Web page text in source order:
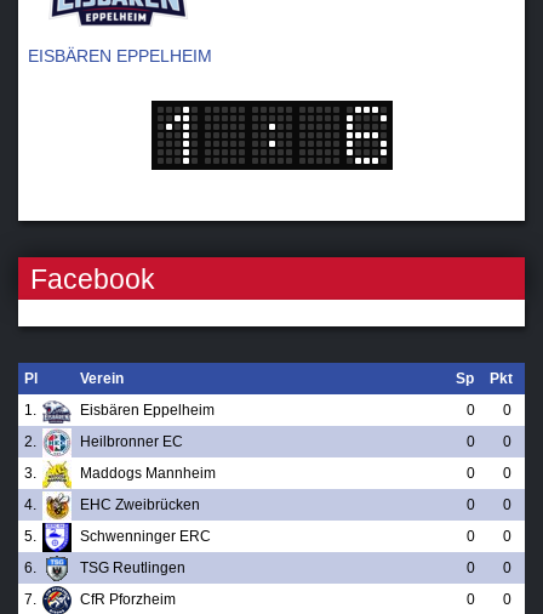
EISBÄREN EPPELHEIM
Facebook
Pl Verein Sp
Pkt
1.
Eisbären Eppelheim 0
0
2.
Heilbronner EC 0
0
3.
Maddogs Mannheim 0
0
4.
EHC Zweibrücken 0
0
5.
Schwenninger ERC 0
0
6.
TSG Reutlingen 0
0
7.
CfR Pforzheim 0 0